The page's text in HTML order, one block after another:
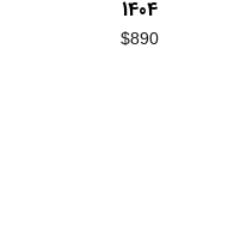
1404
$890